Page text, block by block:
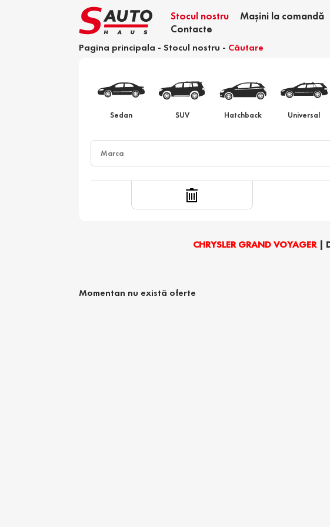
Stocul nostru Mașini la comandă
Contacte
Pagina principala -Stocul nostru - Căutare
Calculator devamare
Sedan SUV Hatchback Universal
CHRYSLER GRAND VOYAGER|
Momentan nu există oferte